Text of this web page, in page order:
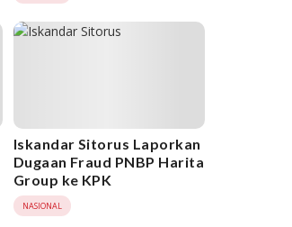
Iskandar Sitorus Laporkan
Dugaan Fraud PNBP Harita
Group ke KPK
NASIONAL